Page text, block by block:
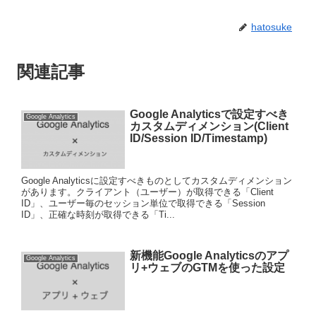
hatosuke
関連記事
Google Analytics
Google Analyticsで設定すべき
カスタムディメンション(Client
ID/Session ID/Timestamp)
Google Analyticsに設定すべきものとしてカスタムディメンション
があります。クライアント（ユーザー）が取得できる「Client
ID」、ユーザー毎のセッション単位で取得できる「Session
ID」、正確な時刻が取得できる「Ti...
Google Analytics
新機能Google Analyticsのアプ
リ+ウェブのGTMを使った設定